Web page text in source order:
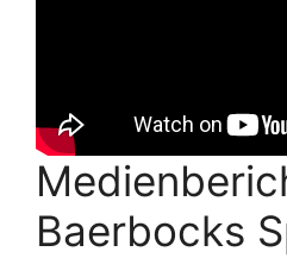
Baerbocks